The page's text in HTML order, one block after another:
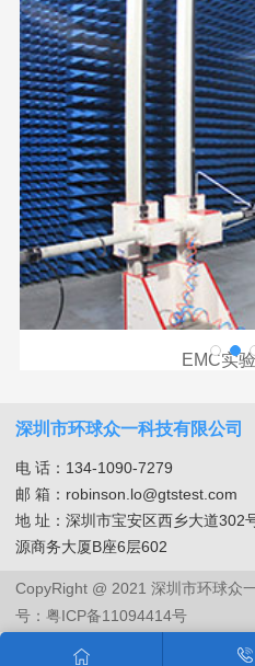
EMC实
深圳市环球众一科技有限公司
电 话：134-1090-7279
邮 箱：robinson.lo@gtstest.com
地 址：深圳市宝安区西乡大道302
源商务大厦B座6层602
CopyRight @ 2021 深圳市环球众
号：粤ICP备11094414号